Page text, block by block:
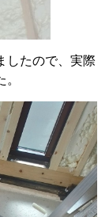
したので、実際